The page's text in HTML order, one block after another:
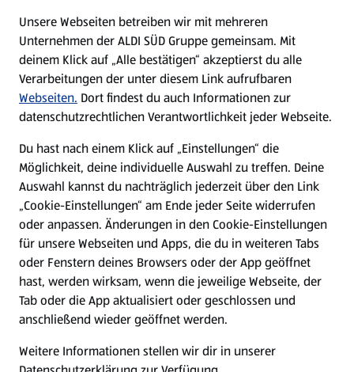
Nachhaltigkeit
Karriere
Presse
Hilfe & Kontakt
(öffnet in einem neuen Tab)
Unternehmen
Folge uns hier:
Unsere Webseiten betreiben wir mit mehreren
Unternehmen der ALDI SÜD Gruppe gemeinsam. Mit
deinem Klick auf „Alle bestätigen“ akzeptierst du alle
Verarbeitungen der unter diesem Link aufrufbaren
Webseiten. Dort findest du auch Informationen zur
datenschutzrechtlichen Verantwortlichkeit jeder Webseite.
Du hast nach einem Klick auf „Einstellungen“ die
Möglichkeit, deine individuelle Auswahl zu treffen. Deine
Auswahl kannst du nachträglich jederzeit über den Link
„Cookie-Einstellungen“ am Ende jeder Seite widerrufen
oder anpassen. Änderungen in den Cookie-Einstellungen
für unsere Webseiten und Apps, die du in weiteren Tabs
oder Fenstern deines Browsers oder der App geöffnet
hast, werden wirksam, wenn die jeweilige Webseite, der
Tab oder die App aktualisiert oder geschlossen und
anschließend wieder geöffnet werden.
Weitere Informationen stellen wir dir in unserer